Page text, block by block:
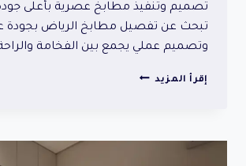
تصميم وتنفيذ مطابخ عصرية بأعلى
تبحث عن تفصيل مطابخ الرياض بجودة
وتصميم عملي يجمع بين الفخامة
إقرأ المزيد تفصيل
الرياض